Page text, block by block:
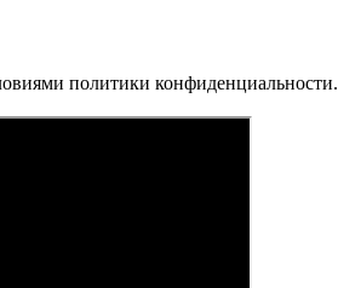
политики конфиденциальности.